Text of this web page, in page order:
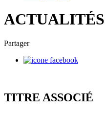
ACTUALITÉS
Partager
TITRE ASSOCIÉ